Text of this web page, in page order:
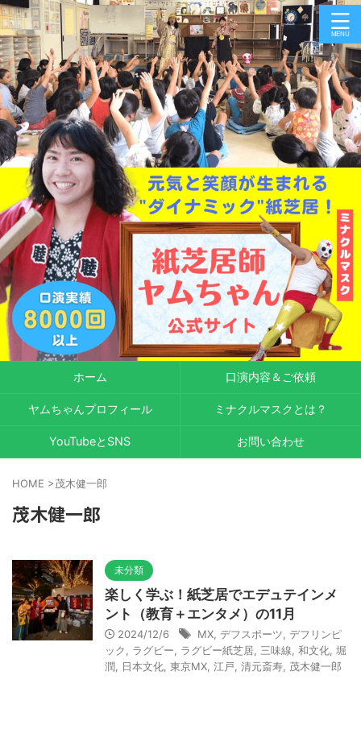
ホーム 口演内容＆ご依頼
ヤムちゃんプロフィール ミナクルマスクとは？
YouTubeとSNS お問い合わせ
HOME >茂木健一郎
茂木健一郎
未分類
楽しく学ぶ！紙芝居でエデュテインメ
ント（教育＋エンタメ）の11月
2024/12/6 MX デフスポーツ
デフリンピ
ック
ラグビー ラグビー紙芝居 三味線 和文化 堀
潤
日本文化 東京MX 江戸 清元斎寿 茂木健一郎